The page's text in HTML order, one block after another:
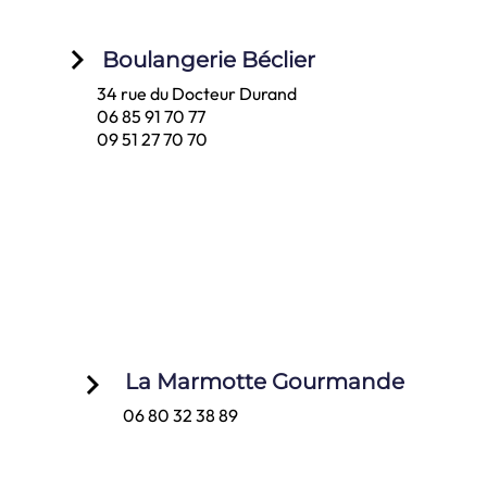
Boulangerie Béclier
34 rue du Docteur Durand
06 85 91 70 77
09 51 27 70 70
keyboard_arrow_right
La Marmotte Gourmande
06 80 32 38 89
keyboard_arrow_right